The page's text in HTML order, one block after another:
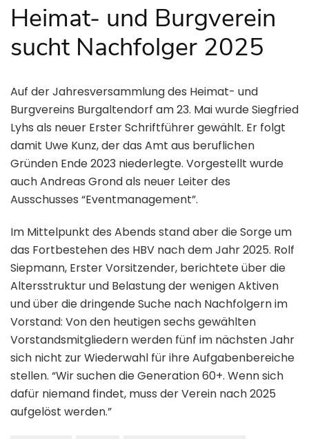
Heimat- und Burgverein
sucht Nachfolger 2025
Auf der Jahresversammlung des Heimat- und
Burgvereins Burgaltendorf am 23. Mai wurde Siegfried
Lyhs als neuer Erster Schriftführer gewählt. Er folgt
damit Uwe Kunz, der das Amt aus beruflichen
Gründen Ende 2023 niederlegte. Vorgestellt wurde
auch Andreas Grond als neuer Leiter des
Ausschusses “Eventmanagement”.
Im Mittelpunkt des Abends stand aber die Sorge um
das Fortbestehen des HBV nach dem Jahr 2025. Rolf
Siepmann, Erster Vorsitzender, berichtete über die
Altersstruktur und Belastung der wenigen Aktiven
und über die dringende Suche nach Nachfolgern im
Vorstand: Von den heutigen sechs gewählten
Vorstandsmitgliedern werden fünf im nächsten Jahr
sich nicht zur Wiederwahl für ihre Aufgabenbereiche
stellen. “Wir suchen die Generation 60+. Wenn sich
dafür niemand findet, muss der Verein nach 2025
aufgelöst werden.”